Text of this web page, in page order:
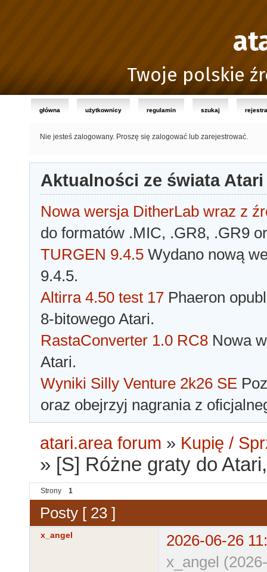
Twoje polskie
główna użytkownicy regulamin szukaj
Nie jesteś zalogowany. Proszę się zalogować lub zarejestrować.
Aktualności ze świata Atari
Nowa wersja DitherLab wraz z
do formatów .MIC, .GR8, .GR9
TURGEN 9.4.5 Wydano nową
9.4.5.
Altirra 4.50 test 17 Phaeron
8-bitowego Atari.
RastaConverter 1.0 RC8 Nowa
Atari.
Wyniki Silly Venture 2k26 SE
oraz obejrzyj nagrania z
atari.area forum » Kupię /
» [S] Różne graty do
Strony 1
Posty [ 23 ]
x_angel
2026-06-26
x_angel